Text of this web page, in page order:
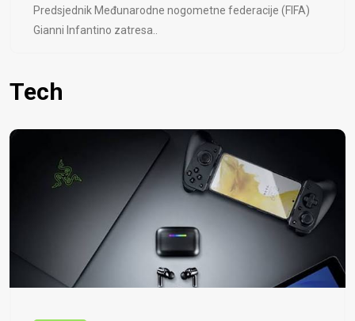
Predsjednik Međunarodne nogometne federacije (FIFA)
Gianni Infantino zatresa..
Tech